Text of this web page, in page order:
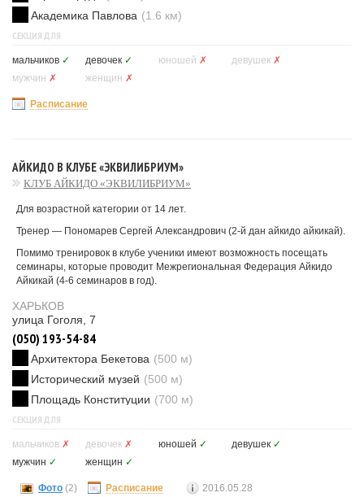
Академика Павлова (1.6 км)
СЕКЦИЯ ДЛЯ
мальчиков ✓ девочек ✓ юношей ✗ девушек ✗
мужчин ✗ женщин ✗
Расписание
АЙКИДО В КЛУБЕ «ЭКВИЛИБРИУМ»
КЛУБ АЙКИДО «ЭКВИЛИБРИУМ»
Для возрастной категории от 14 лет.
Тренер — Пономарев Сергей Александрович (2-й дан айкидо айкикай).
Помимо тренировок в клубе ученики имеют возможность посещать
семинары, которые проводит Межрегиональная Федерация Айкидо
Айкикай (4-6 семинаров в год).
ХАРЬКОВ
улица Гоголя, 7
(050) 193-54-84
Архитектора Бекетова (500 м)
Исторический музей (500 м)
Площадь Конституции (700 м)
СЕКЦИЯ ДЛЯ
мальчиков ✗ девочек ✗ юношей ✓ девушек ✓
мужчин ✓ женщин ✓
Фото (2) Расписание 2016.05.28